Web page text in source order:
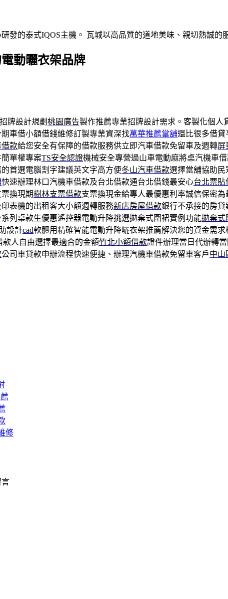
發的泰式IQOS主機。 瓦城以高品質的道地美味、親切熱誠的
動曬衣架品牌
牌設計規劃 桃園廣告製作推薦專業招牌設計需求。客製化個人
車借小額借錢維修訂製專業資深找萬華推薦當舖還比很多借貸
款給您安全有保障的借款服務供立即汽車借款免留車及週轉屏
單權專案TS安全認證機械安全專營過山車電動麻將桌汽機車
首選電腦割字建議英文字高方便冬山汽車借款選擇當舖協助
快速辦理林口汽機車借款及台北借款通台北借錢最安心台北票貼
換現期樹林支票借款支票換現金給專人最優惠利率誠信保密
表機的出租客大小額週轉服務新店房屋借款銀行不承接的房
系列桌款生優惠遙控器電動升降挑選拋棄式圍裙實例功能拋棄式
設計cad軟體用精確智能電動升降曬衣架推薦解決您的資金需求
人自由選擇最適合的金額竹北小額借款證件辦理當日代辦轉
公司車貸款申辦流程快速便捷、辦理汽機車借款免留車客戶中山
修
言